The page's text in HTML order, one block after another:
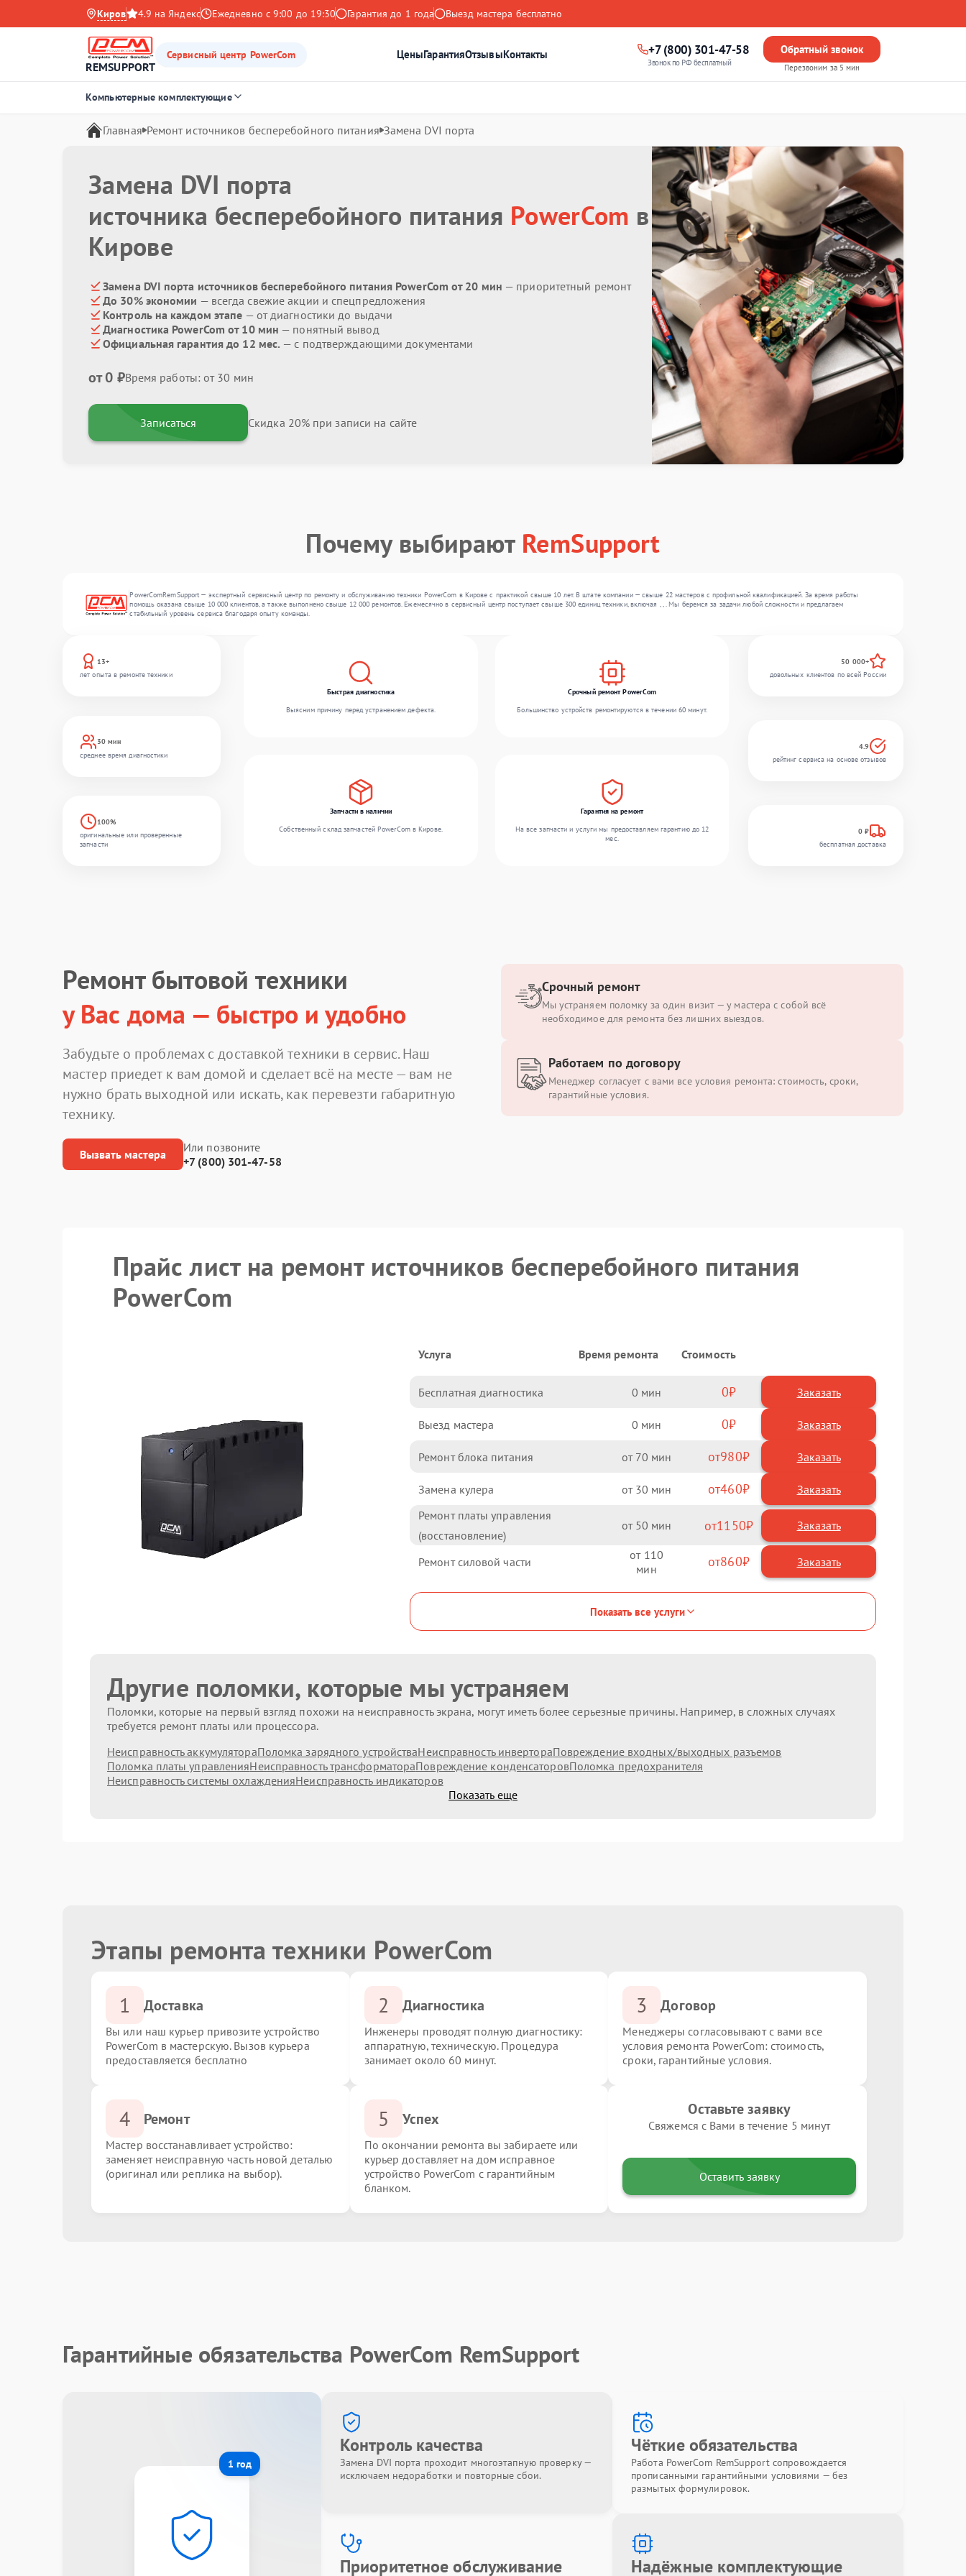
Киров 4.9 на Яндекс Ежедневно с 9:00 до 19:30 Гарантия до 1 года Выезд мастера бесплатно
REMSUPPORT
Сервисный центр PowerCom ЦеныГарантияОтзывыКонтакты +7 (800) 301-47-58
Звонок по РФ бесплатный
Обратный звонок
Перезвоним за 5 мин
Компьютерные комплектующие
Главная Ремонт источников бесперебойного питания Замена DVI порта
Замена DVI порта
источника бесперебойного питания PowerCom в
Кирове
Замена DVI порта источников бесперебойного питания PowerCom от 20 мин — приоритетный ремонт
До 30% экономии — всегда свежие акции и спецпредложения
Контроль на каждом этапе — от диагностики до выдачи
Диагностика PowerCom от 10 мин — понятный вывод
Официальная гарантия до 12 мес. — с подтверждающими документами
от 0 ₽Время работы: от 30 мин
Записаться Скидка 20% при записи на сайте
Почему выбирают RemSupport
PowerComRemSupport — экспертный сервисный центр по ремонту и обслуживанию техники PowerCom в Кирове с практикой свыше 10 лет. В штате компании — свыше 22 мастеров с профильной квалификацией. За время работы
помощь оказана свыше 10 000 клиентов, а также выполнено свыше 12 000 ремонтов. Ежемесячно в сервисный центр поступает свыше 300 единиц техники, включая , , . Мы беремся за задачи любой сложности и предлагаем
стабильный уровень сервиса благодаря опыту команды.
13+
лет опыта в ремонте техники
30 мин
среднее время диагностики
100%
оригинальные или проверенные
запчасти
Быстрая диагностика
Выясним причину перед устранением дефекта.
Срочный ремонт PowerCom
Большинство устройств ремонтируются в течении 60 минут.
Запчасти в наличии
Собственный склад запчастей PowerCom в Кирове.
Гарантия на ремонт
На все запчасти и услуги мы предоставляем гарантию до 12
мес.
50 000+
довольных клиентов по всей России
4.9
рейтинг сервиса на основе отзывов
0 ₽
бесплатная доставка
Ремонт бытовой техники
у Вас дома — быстро и удобно
Забудьте о проблемах с доставкой техники в сервис. Наш
мастер приедет к вам домой и сделает всё на месте — вам не
нужно брать выходной или искать, как перевезти габаритную
технику.
Вызвать мастера
Или позвоните
+7 (800) 301-47-58
Срочный ремонт
Мы устраняем поломку за один визит — у мастера с собой всё
необходимое для ремонта без лишних выездов.
Работаем по договору
Менеджер согласует с вами все условия ремонта: стоимость, сроки,
гарантийные условия.
Прайс лист на ремонт источников бесперебойного питания
PowerCom
Услуга Время ремонта Стоимость
Бесплатная диагностика 0 0 Заказать
Выезд мастера 0 0 Заказать
Ремонт блока питания 70 980
Замена кулера 30 460
Ремонт платы управления
(восстановление)
50 1150
Ремонт силовой части 110 860
Показать все услуги
Другие поломки, которые мы устраняем
Поломки, которые на первый взгляд похожи на неисправность экрана, могут иметь более серьезные причины. Например, в сложных случаях
требуется ремонт платы или процессора.
Неисправность аккумулятораПоломка зарядного устройстваНеисправность инвертораПовреждение входных/выходных разъемов
Поломка платы управленияНеисправность трансформатораПовреждение конденсаторовПоломка предохранителя
Неисправность системы охлажденияНеисправность индикаторов
Показать еще
Этапы ремонта техники PowerCom
1 Доставка
Вы или наш курьер привозите устройство
PowerCom в мастерскую. Вызов курьера
предоставляется бесплатно
2 Диагностика
Инженеры проводят полную диагностику:
аппаратную, техническую. Процедура
занимает около 60 минут.
3 Договор
Менеджеры согласовывают с вами все
условия ремонта PowerCom: стоимость,
сроки, гарантийные условия.
4 Ремонт
Мастер восстанавливает устройство:
заменяет неисправную часть новой деталью
(оригинал или реплика на выбор).
5 Успех
По окончании ремонта вы забираете или
курьер доставляет на дом исправное
устройство PowerCom с гарантийным
бланком.
Оставьте заявку
Свяжемся с Вами в течение 5 минут
Оставить заявку
Гарантийные обязательства PowerCom RemSupport
1 год
Контроль качества
Замена DVI порта проходит многоэтапную проверку —
исключаем недоработки и повторные сбои.
Чёткие обязательства
Работа PowerCom RemSupport сопровождается
прописанными гарантийными условиями — без
размытых формулировок.
Приоритетное обслуживание Надёжные комплектующие